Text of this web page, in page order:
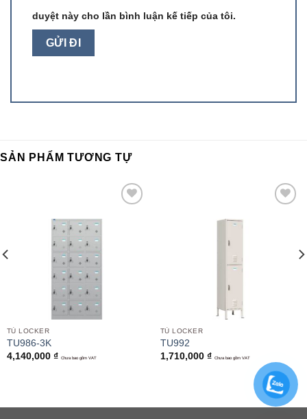
duyệt này cho lần bình luận kế tiếp của tôi.
SẢN PHẨM TƯƠNG TỰ
TỦ LOCKER
TU986-3K
4,140,000 ₫ Chưa bao gồm VAT
TỦ LOCKER
TU992
1,710,000 ₫ Chưa bao gồm VAT